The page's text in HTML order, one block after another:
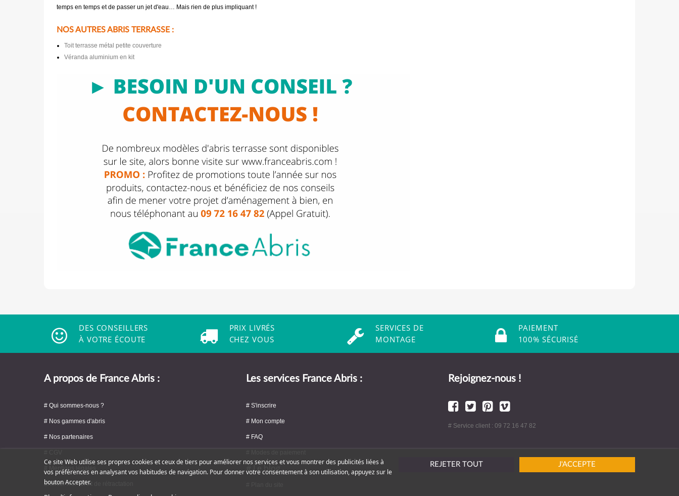
temps en temps et de passer un jet d'eau… Mais rien de plus impliquant !
NOS AUTRES ABRIS TERRASSE :
Toit terrasse métal petite couverture
Véranda aluminium en kit
DES CONSEILLERS
À VOTRE ÉCOUTE
PRIX LIVRÉS
CHEZ VOUS
SERVICES DE
MONTAGE
PAIEMENT
100% SÉCURISÉ
A propos de France Abris :
# Qui sommes-nous ?
# Nos gammes d'abris
# Nos partenaires
# Mentions légales
Exercer mon droit de rétractation
Les services France Abris :
# S'inscrire
# Mon compte
# FAQ
# Le blog
Rejoignez-nous !
# Service client : 09 72 16 47 82
Ce site Web utilise ses propres cookies et ceux de tiers pour améliorer nos services et vous montrer des publicités liées à
vos préférences en analysant vos habitudes de navigation. Pour donner votre consentement à son utilisation, appuyez sur le
bouton Accepter.
REJETER TOUT J'ACCEPTE